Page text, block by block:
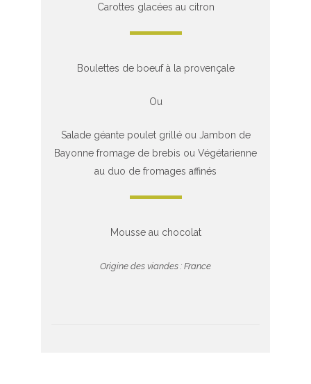
Carottes glacées au citron
Boulettes de boeuf à la provençale
Ou
Salade géante poulet grillé ou Jambon de
Bayonne fromage de brebis ou Végétarienne
au duo de fromages affinés
Mousse au chocolat
Origine des viandes : France